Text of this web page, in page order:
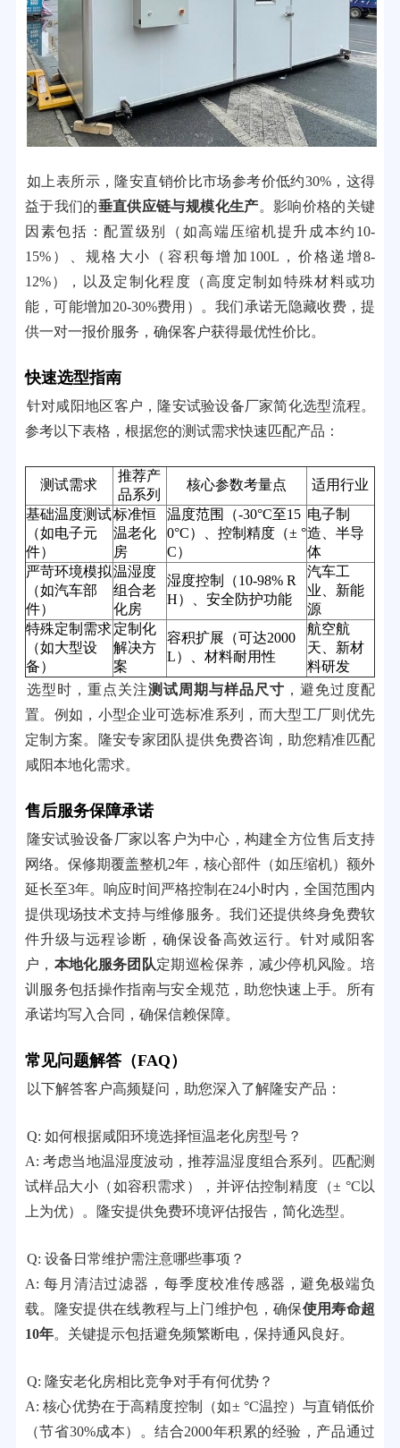
如上表所示，隆安直销价比市场参考价低约30%，这得
益于我们的垂直供应链与规模化生产。影响价格的关键
因素包括：配置级别（如高端压缩机提升成本约10-
15%）、规格大小（容积每增加100L，价格递增8-
12%），以及定制化程度（高度定制如特殊材料或功
能，可能增加20-30%费用）。我们承诺无隐藏收费，提
供一对一报价服务，确保客户获得最优性价比。
快速选型指南
针对咸阳地区客户，隆安试验设备厂家简化选型流程。
参考以下表格，根据您的测试需求快速匹配产品：
测试需求
推荐产
品系列
核心参数考量点
适用行业
基础温度测试
（如电子元
件）
标准恒
温老化
房
温度范围（-30°C至15
0°C）、控制精度（± °
C）
电子制
造、半导
体
严苛环境模拟
（如汽车部
件）
温湿度
组合老
化房
湿度控制（10-98% R
H）、安全防护功能
汽车工
业、新能
源
特殊定制需求
（如大型设
备）
定制化
解决方
案
容积扩展（可达2000
L）、材料耐用性
航空航
天、新材
料研发
选型时，重点关注测试周期与样品尺寸 ，避免过度配
置。例如，小型企业可选标准系列，而大型工厂则优先
定制方案。隆安专家团队提供免费咨询，助您精准匹配
咸阳本地化需求。
售后服务保障承诺
隆安试验设备厂家以客户为中心，构建全方位售后支持
网络。保修期覆盖整机2年，核心部件（如压缩机）额外
延长至3年。响应时间严格控制在24小时内，全国范围内
提供现场技术支持与维修服务。我们还提供终身免费软
件升级与远程诊断，确保设备高效运行。针对咸阳客
户， 本地化服务团队定期巡检保养，减少停机风险。培
训服务包括操作指南与安全规范，助您快速上手。所有
承诺均写入合同，确保信赖保障。
常见问题解答（FAQ）
以下解答客户高频疑问，助您深入了解隆安产品：
Q: 如何根据咸阳环境选择恒温老化房型号？
A: 考虑当地温湿度波动，推荐温湿度组合系列。匹配测
试样品大小（如容积需求），并评估控制精度（± °C以
上为优）。隆安提供免费环境评估报告，简化选型。
Q: 设备日常维护需注意哪些事项？
A: 每月清洁过滤器，每季度校准传感器，避免极端负
载。隆安提供在线教程与上门维护包，确保使用寿命超
10年。关键提示包括避免频繁断电，保持通风良好。
Q: 隆安老化房相比竞争对手有何优势？
A: 核心优势在于高精度控制（如± °C温控）与直销低价
（节省30%成本）。结合2000年积累的经验，产品通过